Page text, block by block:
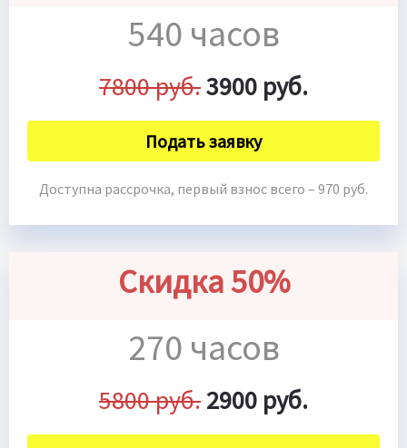
540 часов
7800 руб.3900 руб.
Подать заявку
Доступна рассрочка, первый взнос всего – 970 руб.
Скидка 50%
270 часов
5800 руб.2900 руб.